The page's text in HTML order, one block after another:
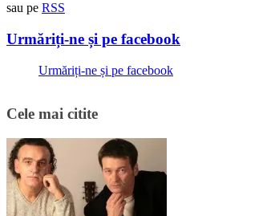
sau pe RSS
Urmăriți-ne și pe facebook
Urmăriți-ne și pe facebook
Cele mai citite